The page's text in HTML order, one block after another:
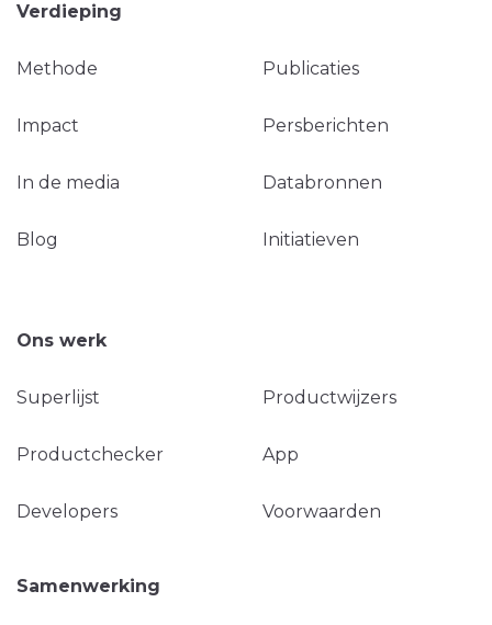
Verdieping
Methode Publicaties
Impact Persberichten
In de media Databronnen
Blog Initiatieven
Ons werk
Superlijst Productwijzers
Productchecker App
Developers Voorwaarden
Samenwerking